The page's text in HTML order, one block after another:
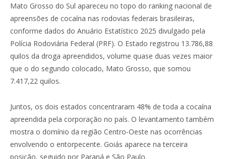
Mato Grosso do Sul apareceu no topo do ranking nacional de
apreensões de cocaína nas rodovias federais brasileiras,
conforme dados do Anuário Estatístico 2025 divulgado pela
Polícia Rodoviária Federal (PRF). O Estado registrou 13.786,88
quilos da droga apreendidos, volume quase duas vezes maior
que o do segundo colocado, Mato Grosso, que somou
7.417,22 quilos.
Juntos, os dois estados concentraram 48% de toda a cocaína
apreendida pela corporação no país. O levantamento também
mostra o domínio da região Centro-Oeste nas ocorrências
envolvendo o entorpecente. Goiás aparece na terceira
posição, seguido por Paraná e São Paulo.